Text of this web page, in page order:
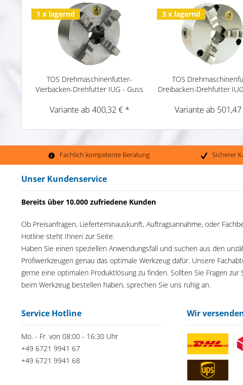
1 x lagernd
TOS Drehmaschinenfutter-
Vierbacken-Drehfutter IUG - Guss
Variante ab 400,32 € *
3 x lagernd
TOS
Dreibacken-Drehfutter
Variante ab
Fachlich kompetente Beratung Sicherer
Unser Kundenservice
Bereits über 10.000 zufriedene Kunden
Ob Preisanfragen, Lieferteminauskunft, Auftragsannahme, oder
Hotline steht Ihnen zur Seite.
Haben Sie einen speziellen Anwendungsfall und suchen aus den
Profiwerkzeugen genau das optimale Werkzeug dafür. Unsere
gerne eine optimalen Produktlösung zu finden. Sollten Sie Fragen zur
beim Werkzeug bestellen haben, sprechen Sie uns ruhig an.
Service Hotline
Mo. - Fr. von 08:00 - 16:30 Uhr
+49 6721 9941 67
+49 6721 9941 68
Wir